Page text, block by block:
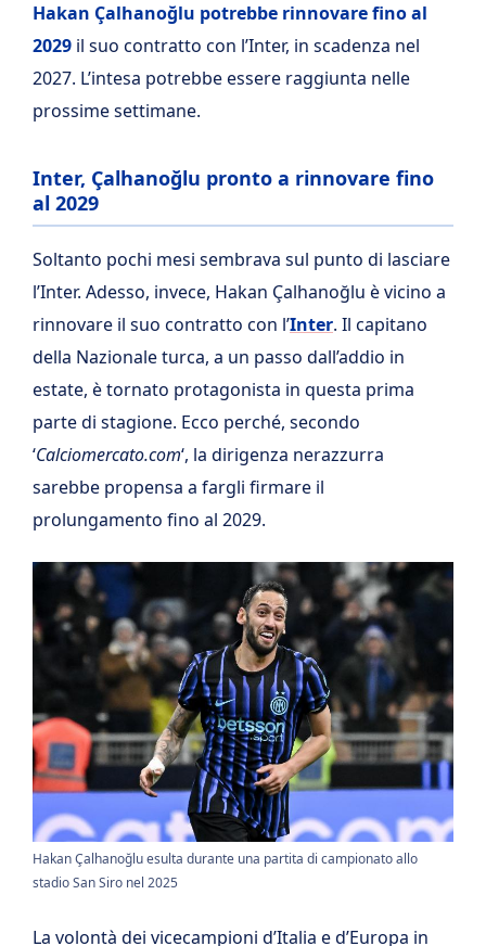
Hakan Çalhanoğlu potrebbe rinnovare fino al
2029 il suo contratto con l’Inter, in scadenza nel
2027. L’intesa potrebbe essere raggiunta nelle
prossime settimane.
Inter, Çalhanoğlu pronto a rinnovare fino
al 2029
Soltanto pochi mesi sembrava sul punto di lasciare
l’Inter. Adesso, invece, Hakan Çalhanoğlu è vicino a
rinnovare il suo contratto con l’Inter. Il capitano
della Nazionale turca, a un passo dall’addio in
estate, è tornato protagonista in questa prima
parte di stagione. Ecco perché, secondo
‘Calciomercato.com‘, la dirigenza nerazzurra
sarebbe propensa a fargli firmare il
prolungamento fino al 2029.
Hakan Çalhanoğlu esulta durante una partita di campionato allo
stadio San Siro nel 2025
La volontà dei vicecampioni d’Italia e d’Europa in